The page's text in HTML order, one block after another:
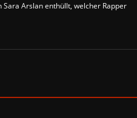
Sara Arslan enthüllt, welcher Rapper